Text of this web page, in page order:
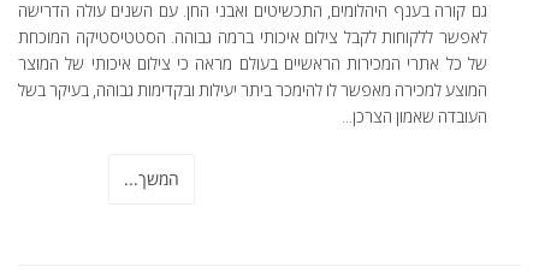
גם קורה בענף היהלומים, התכשיטים ואבני החן. עם השנים עולה הדרישה
לאפשר ללקוחות לקבל צילום איכותי ברמה גבוהה. הסטטיסטיקה המוכחת
של כל אתרי המכירות הראשיים בעולם מראה כי צילום איכותי של המוצר
המוצע למכירה מאפשר לו להימכר ביתר יעילות ובקדימות גבוהה, בעיקר בשל
העובדה שאמון הצרכן...
המשך...